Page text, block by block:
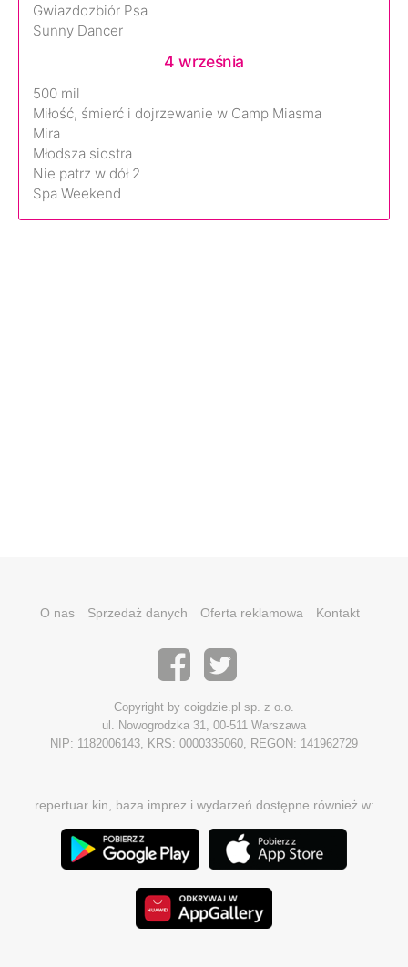
Gwiazdozbiór Psa
Sunny Dancer
4 września
500 mil
Miłość, śmierć i dojrzewanie w Camp Miasma
Mira
Młodsza siostra
Nie patrz w dół 2
Spa Weekend
O nas Sprzedaż danych Oferta reklamowa Kontakt
Copyright by coigdzie.pl sp. z o.o.
ul. Nowogrodzka 31, 00-511 Warszawa
NIP: 1182006143, KRS: 0000335060, REGON: 141962729
repertuar kin, baza imprez i wydarzeń dostępne również w: